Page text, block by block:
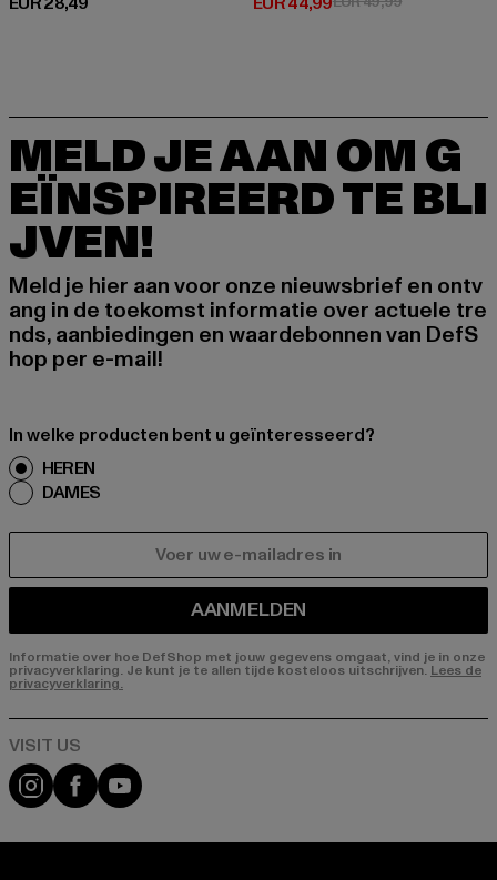
MELD JE AAN OM G
EÏNSPIREERD TE BLI
JVEN!
Meld je hier aan voor onze nieuwsbrief en ontv
ang in de toekomst informatie over actuele tre
nds, aanbiedingen en waardebonnen van DefS
hop per e-mail!
In welke producten bent u geïnteresseerd?
HEREN
DAMES
AANMELDEN
Informatie over hoe DefShop met jouw gegevens omgaat, vind je in onze
privacyverklaring. Je kunt je te allen tijde kosteloos uitschrijven. Lees de
privacyverklaring.
Visit our Instagram page:
Visit our Facebook page:
Visit our YouTube channel: